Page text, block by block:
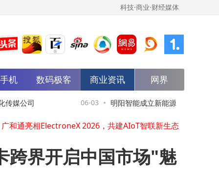
科技·商业·财经媒体
机 数码极客 商业资讯 网界
公司 06-03 明阳智能成立新能源公司，含风力发
2026 SNEC PV+ 光宝再度前进上海国际太阳能光伏与智慧能源大会 聚焦光耦合先进隔离关键技术 全面布局新能源、高压电力系统与 AI 数据中心基础设施安全升级
再拓央国企版图 | 汇友相互成为中核长安2026-2027年度商业保险项目首席承保人
广和通亮相ElectroneX 2026，共建AIoT智联新生态
迪泰克亮相FCVC，推出H35和H70高压加氢解决方案
拓邦新能源携 Ecosolex 亮相 SNEC 2026，展示面向零碳园区的云储一体化解决方案
跨界开启中国市场"魅